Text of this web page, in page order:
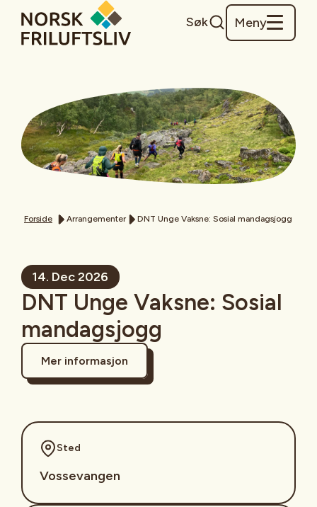
Søk Meny
Forside Arrangementer DNT Unge Vaksne: Sosial mandagsjogg
14. Dec 2026
DNT Unge Vaksne: Sosial
mandagsjogg
Mer informasjon
Sted
Vossevangen